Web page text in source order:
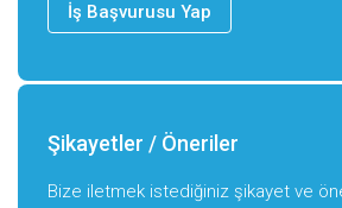
İş Başvurusu Yap
Şikayetler / Öneriler
Bize iletmek istediğiniz şikayet ve